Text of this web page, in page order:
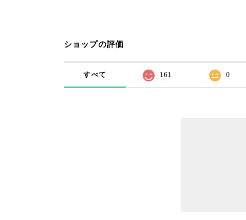
ショップの評価
すべて 161 0